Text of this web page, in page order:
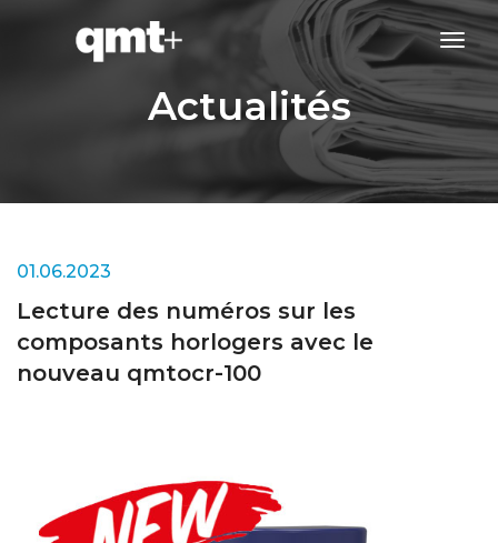
Actualités
01.06.2023
Lecture des numéros sur les
composants horlogers avec le
nouveau qmtocr-100